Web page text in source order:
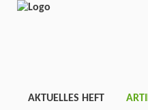
AKTUELLES HEFT